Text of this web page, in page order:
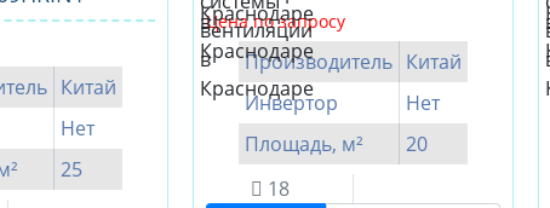
Китай
Нет
25
Цена по запросу
Производитель Китай
Инвертор
Нет
Площадь, м²
20
18